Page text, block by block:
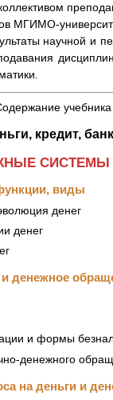
МГИМО-
научной и
учебника
кредит,
СИСТЕМЫ
виды
денег
денег
денежное
и формы
денежного
на деньги и